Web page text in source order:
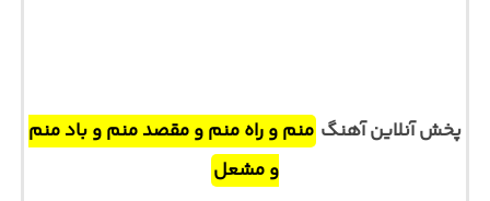
پخش آنلاین آهنگ منم و راه منم و مقصد منم و باد منم
و مشعل